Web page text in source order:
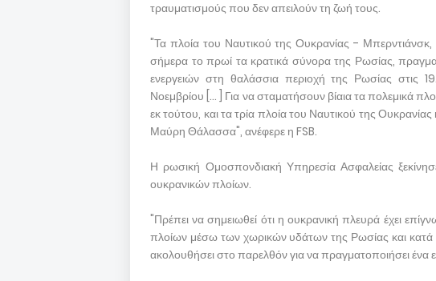
τραυματισμούς που δεν απειλούν τη ζωή τους.
"Τα πλοία του Ναυτικού της Ουκρανίας -
σήμερα το πρωί τα κρατικά σύνορα της Ρωσίας,
ενεργειών στη θαλάσσια περιοχή της Ρωσίας
Νοεμβρίου [... ] Για να σταματήσουν βίαια τα πολεμικά
εκ τούτου, και τα τρία πλοία του Ναυτικού της
Μαύρη Θάλασσα", ανέφερε η FSB.
Η ρωσική Ομοσπονδιακή Υπηρεσία Ασφαλείας
ουκρανικών πλοίων.
"Πρέπει να σημειωθεί ότι η ουκρανική πλευρά έχει
πλοίων μέσω των χωρικών υδάτων της Ρωσίας και
ακολουθήσει στο παρελθόν για να πραγματοποιήσει ένα